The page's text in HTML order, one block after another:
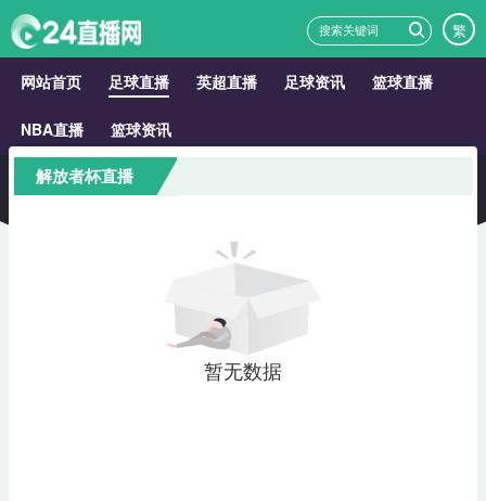
繁
网站首页 足球直播 英超直播 足球资讯 篮球直播
NBA直播 篮球资讯
解放者杯直播
暂无数据